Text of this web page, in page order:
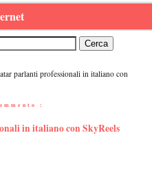
parlanti professionali in italiano con
:
in italiano con SkyReels